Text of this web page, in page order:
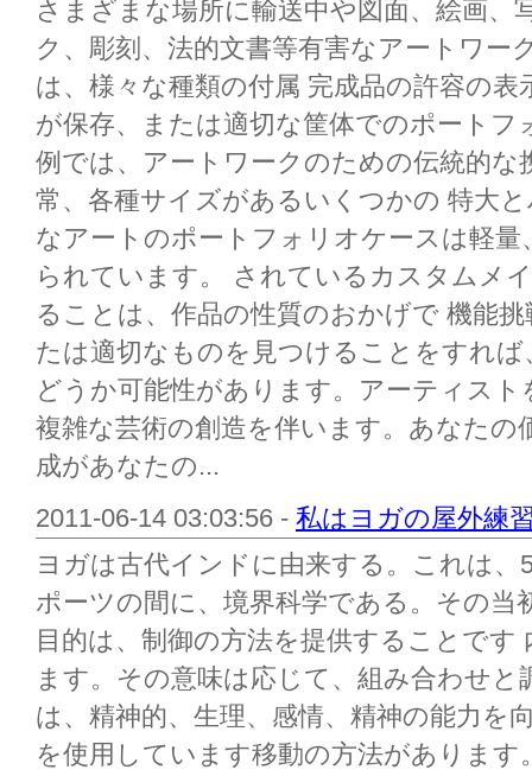
さまざまな場所に輸送中や図面、絵画、
ク、彫刻、法的文書等有害なアートワー
は、様々な種類の付属 完成品の許容の
が保存、または適切な筐体でのポート
例では、アートワークのための伝統的
常、各種サイズがあるいくつかの 特大
なアートのポートフォリオケースは軽
られています。 されているカスタムメ
ることは、作品の性質のおかげで 機能
たは適切なものを見つけることをすれ
どうか可能性があります。アーティス
複雑な芸術の創造を伴います。あなた
成があなたの...
2011-06-14 03:03:56 - 私はヨガの屋外練
ヨガは古代インドに由来する。これは
ポーツの間に、境界科学である。その当
目的は、制御の方法を提供することです
ます。その意味は応じて、組み合わせ
は、精神的、生理、感情、精神の能力を
を使用しています移動の方法がありま